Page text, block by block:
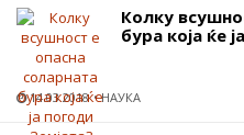
Колку
бура која ќе
14.03.2018 НАУКА